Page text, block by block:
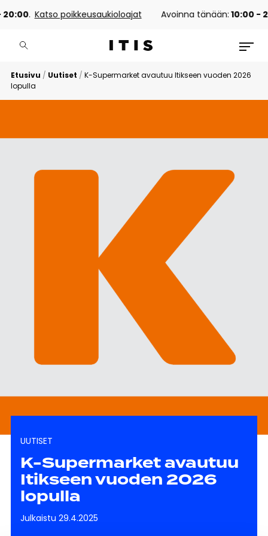
. Katso poikkeusaukioloajat Avoinna tänään:10:00 -
Etusivu / Uutiset / K-Supermarket avautuu Itikseen vuoden 2026
lopulla
K-Supermarket avautuu
Itikseen vuoden 2026
lopulla
UUTISET
Julkaistu 29.4.2025